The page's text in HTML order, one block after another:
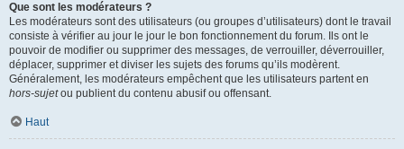
Que sont les modérateurs ?
Les modérateurs sont des utilisateurs (ou groupes d’utilisateurs) dont le travail
consiste à vérifier au jour le jour le bon fonctionnement du forum. Ils ont le
pouvoir de modifier ou supprimer des messages, de verrouiller, déverrouiller,
déplacer, supprimer et diviser les sujets des forums qu’ils modèrent.
Généralement, les modérateurs empêchent que les utilisateurs partent en
hors-sujetou publient du contenu abusif ou offensant.
Haut